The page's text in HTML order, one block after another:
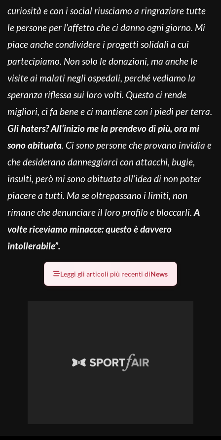
curiosità e con i social riusciamo a ringraziare tutte
le persone per l’affetto che ci danno ogni giorno. Mi
piace anche condividere i progetti solidali a cui
partecipiamo. Non solo le donazioni, ma anche le
visite ai malati negli ospedali, perché vediamo la
speranza riflessa sui loro volti. Questo ci rende
migliori, ci fa bene e ci mantiene con i piedi per terra.
Gli haters? All’inizio me la prendevo di più, ora mi
sono abituata. Ci sono persone che provano invidia e
che desiderano danneggiarci con attacchi, bugie,
insulti, però mi sono abituata all’idea di non poter
piacere a tutti. Ma se oltrepassano i limiti, non
rimane che denunciare il loro profilo e bloccarli. A
volte riceviamo minacce: questo è davvero
intollerabile”.
Leggi gli articoli più recenti diNews